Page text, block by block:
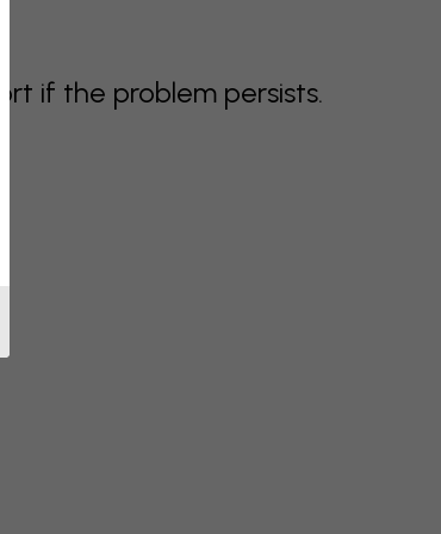
if the problem persists.